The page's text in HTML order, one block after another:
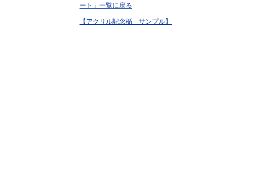
ート」一覧に戻る
【アクリル記念楯 サンプル】